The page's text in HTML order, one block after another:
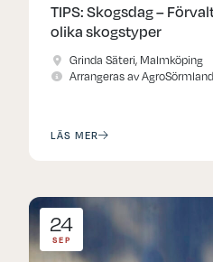
TIPS: Skogsdag –
olika skogstyper
Grinda Säteri, Malmköping
Arrangeras av AgroSörmland
LÄS MER
24
SEP